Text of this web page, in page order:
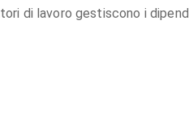
di lavoro gestiscono i